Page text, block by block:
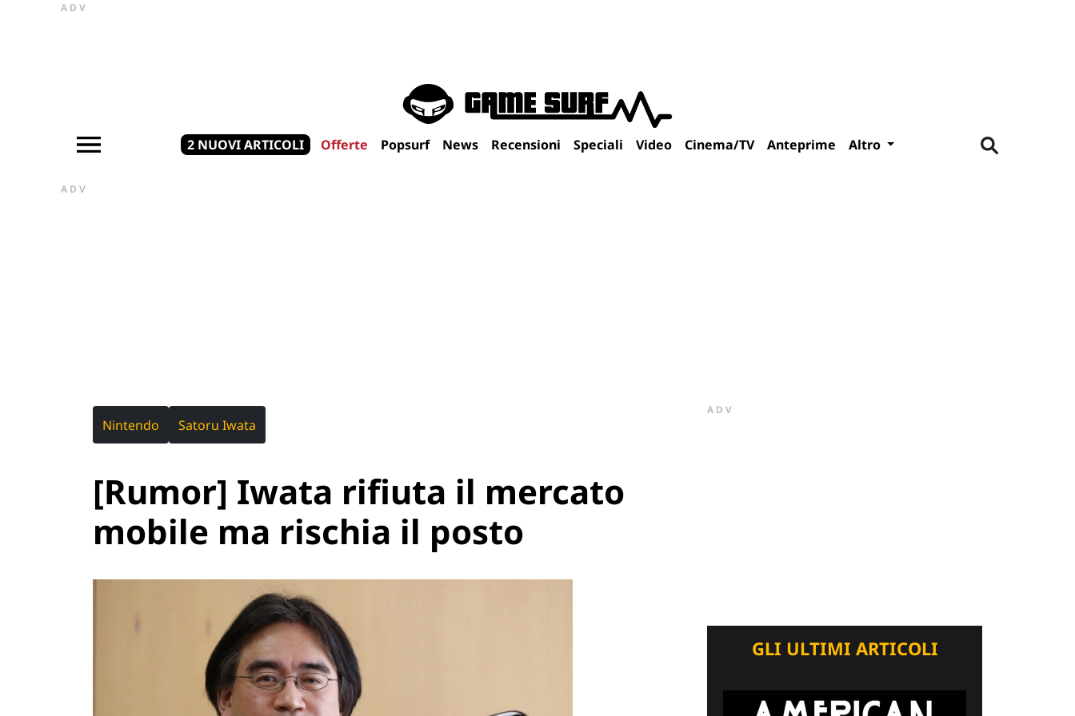
ADV
2 NUOVI ARTICOLI Offerte Popsurf News Recensioni Speciali Video Cinema/TV Anteprime Altro
ADV
Nintendo Satoru Iwata
[Rumor] Iwata rifiuta il mercato
mobile ma rischia il posto
ADV
GLI ULTIMI ARTICOLI